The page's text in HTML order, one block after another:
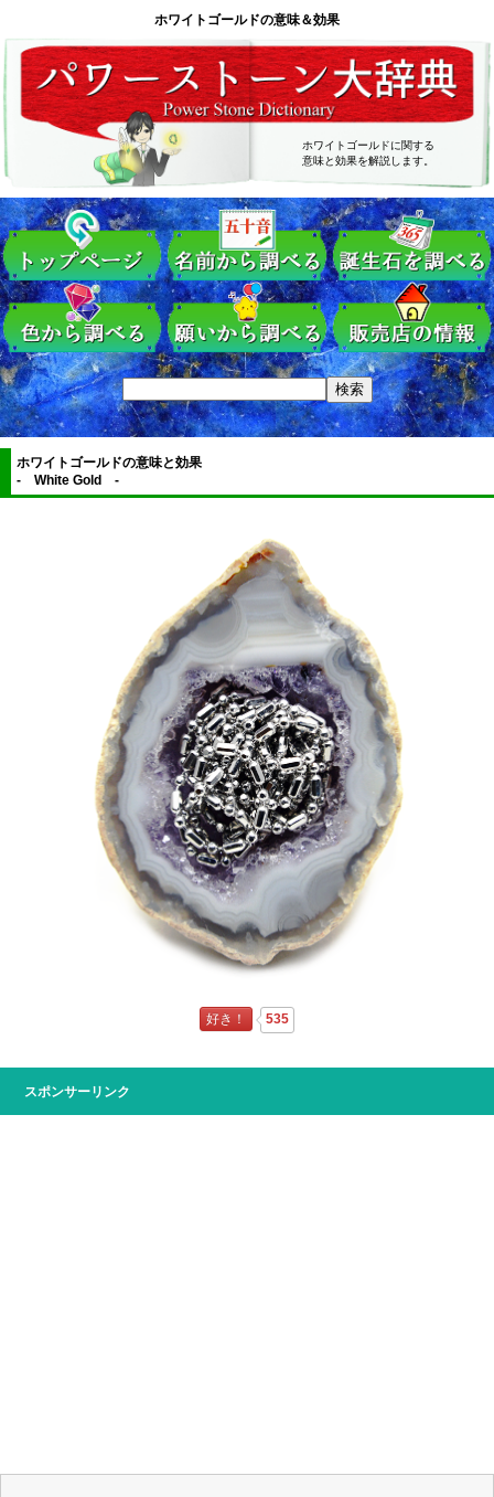
ホワイトゴールドの意味＆効果
ホワイトゴールドに関する
意味と効果を解説します。
ホワイトゴールドの意味と効果
- White Gold -
好き！ 535
スポンサーリンク